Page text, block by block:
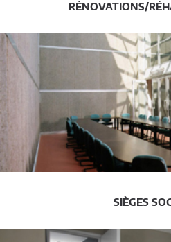
RÉNOVATIONS/
SIÈGES